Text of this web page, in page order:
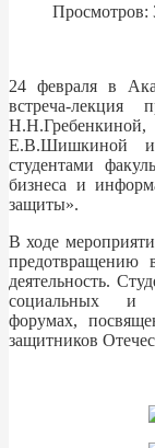
Просмотров:
24 февраля в
встреча-лекция
Е.В.Шишкиной
студентами
бизнеса и
защиты».
В ходе
предотвращению
деятельность.
социальных и
форумах,
защитников